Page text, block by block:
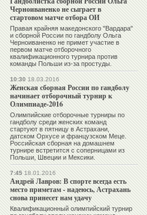
Черноиваненко не сыграет в
стартовом матче отбора ОИ
Правая крайняя македонского "Вардара"
и сборной России по гандболу Ольга
Черноиваненко не примет участие в
первом матче отборочного
квалификационного турнира против
команды Польши из-за простуды.
10:3018.03.2016
Женская сборная России по гандболу
начинает отборочный турнир к
Олимпиаде-2016
Олимпийские отборочные турниры по
гандболу среди женских команд
стартуют в пятницу в Астрахани,
датском Орхусе и французском Меце.
Российская сборная на домашнем
турнире встретится с соперницами из
Польши, Швеции и Мексики.
7:4518.01.2016
Андрей Лавров: В спорте всегда есть
место приметам - надеюсь, Астрахань
снова принесет нам удачу
Квалификационный олимпийский турнир